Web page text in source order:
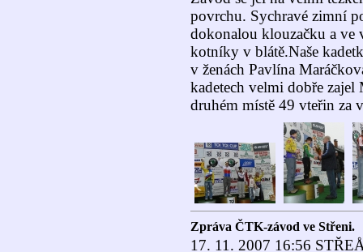
povrchu. Sychravé zimní
dokonalou klouzačku a ve
kotníky v blátě.Naše
v ženách Pavlína
kadetech velmi dobře zajel
druhém místě 49 vteřin za
Zpráva ČTK-závod ve Střeni.
17. 11. 2007 16:56